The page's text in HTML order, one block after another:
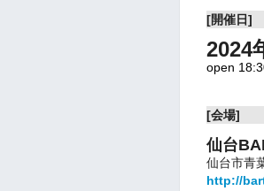
[開催日]
2024
open
[会場]
仙台
仙台市青
http://